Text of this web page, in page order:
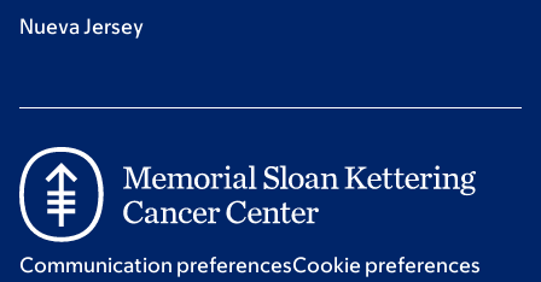
Nueva Jersey
Communication preferencesCookie preferences